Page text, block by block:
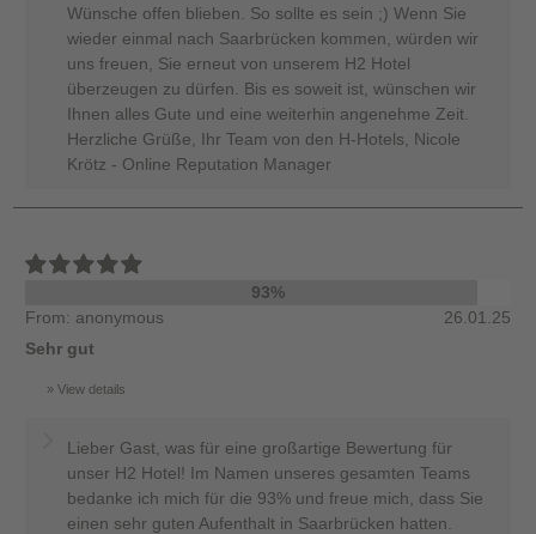
Wünsche offen blieben. So sollte es sein ;) Wenn Sie
wieder einmal nach Saarbrücken kommen, würden wir
uns freuen, Sie erneut von unserem H2 Hotel
überzeugen zu dürfen. Bis es soweit ist, wünschen wir
Ihnen alles Gute und eine weiterhin angenehme Zeit.
Herzliche Grüße, Ihr Team von den H-Hotels, Nicole
Krötz - Online Reputation Manager
93%
From: anonymous
26.01.25
Sehr gut
View details
Lieber Gast, was für eine großartige Bewertung für
unser H2 Hotel! Im Namen unseres gesamten Teams
bedanke ich mich für die 93% und freue mich, dass Sie
einen sehr guten Aufenthalt in Saarbrücken hatten.